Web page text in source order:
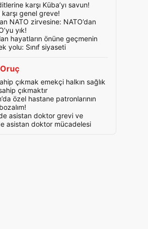
karşı Küba’yı savun!
karşı genel greve!
NATO zirvesine: NATO’dan
yık!
hayatların önüne geçmenin
yolu: Sınıf siyaseti
çıkmak emekçi halkın sağlık
çıkmaktır
özel hastane patronlarının
asistan doktor grevi ve
asistan doktor mücadelesi